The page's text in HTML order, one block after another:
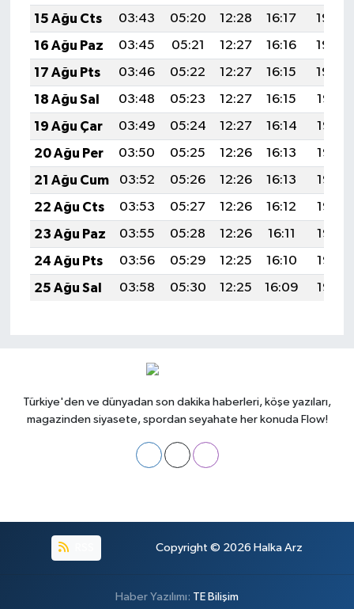
15 Ağu Cts
03:43 05:20 12:28 16:17
19:25
16 Ağu Paz
03:45 05:21 12:27 16:16
19:23
17 Ağu Pts
03:46 05:22 12:27 16:15
19:22
18 Ağu Sal
03:48 05:23 12:27 16:15
19:21
19 Ağu Çar
03:49 05:24 12:27 16:14
19:19
20 Ağu Per
03:50 05:25 12:26 16:13
19:18
21 Ağu Cum
03:52 05:26 12:26 16:13
19:16
22 Ağu Cts
03:53 05:27 12:26 16:12
19:15
23 Ağu Paz
03:55 05:28 12:26 16:11
19:13
24 Ağu Pts
03:56 05:29 12:25 16:10
19:12
25 Ağu Sal
03:58 05:30 12:25 16:09 19:10
Türkiye'den ve dünyadan son dakika haberleri, köşe yazıları,
magazinden siyasete, spordan seyahate her konuda Flow!
Copyright © 2026 Halka Arz
Haber Yazılımı: TE Bilişim